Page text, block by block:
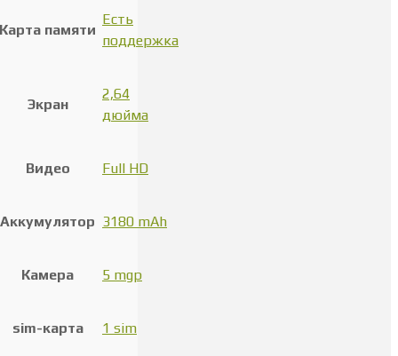
Карта памяти
Есть
поддержка
Экран
2,64
дюйма
Видео Full HD
Аккумулятор 3180 mAh
Камера 5 mgp
sim-карта 1 sim